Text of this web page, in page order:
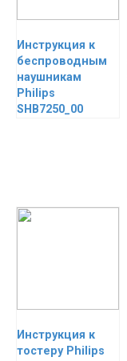
Инструкция к
беспроводным
наушникам
Philips
SHB7250_00
Инструкция к
тостеру Philips